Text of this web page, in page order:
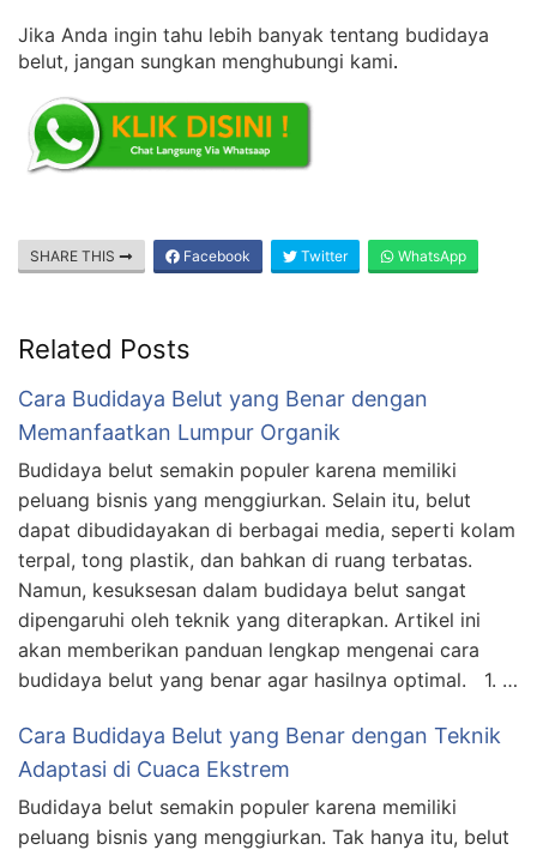
Jika Anda ingin tahu lebih banyak tentang budidaya
belut, jangan sungkan menghubungi kami.
SHARE THIS Facebook Twitter WhatsApp
Related Posts
Cara Budidaya Belut yang Benar dengan
Memanfaatkan Lumpur Organik
Budidaya belut semakin populer karena memiliki
peluang bisnis yang menggiurkan. Selain itu, belut
dapat dibudidayakan di berbagai media, seperti kolam
terpal, tong plastik, dan bahkan di ruang terbatas.
Namun, kesuksesan dalam budidaya belut sangat
dipengaruhi oleh teknik yang diterapkan. Artikel ini
akan memberikan panduan lengkap mengenai cara
budidaya belut yang benar agar hasilnya optimal. 1. …
Cara Budidaya Belut yang Benar dengan Teknik
Adaptasi di Cuaca Ekstrem
Budidaya belut semakin populer karena memiliki
peluang bisnis yang menggiurkan. Tak hanya itu, belut